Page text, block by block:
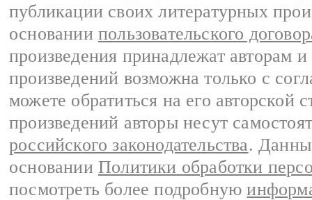
публикации своих литературных
основании пользовательского
произведения принадлежат авторам
произведений возможна только с
можете обратиться на его авторской
произведений авторы несут
российского законодательства.
основании Политики обработки
посмотреть более подробную